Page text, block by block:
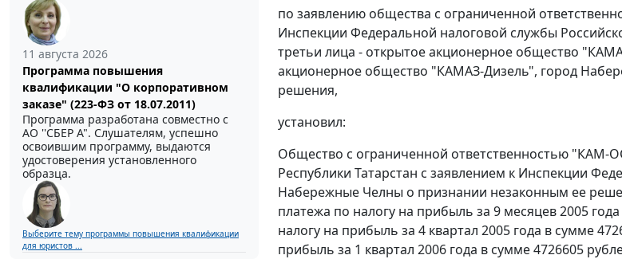
11 августа 2026
Программа повышения
квалификации "О корпоративном
заказе" (223-ФЗ от 18.07.2011)
Программа разработана совместно с
АО ''СБЕР А". Слушателям, успешно
освоившим программу, выдаются
удостоверения установленного
образца.
Выберите тему программы повышения квалификации
для юристов ...
по заявлению общества с ограниченной
Инспекции Федеральной налоговой службы
третьи лица - открытое акционерное общество
акционерное общество "КАМАЗ-Дизель", город
решения,
установил:
Общество с ограниченной ответственностью
Республики Татарстан с заявлением к Инспекции
Набережные Челны о признании незаконным ее
платежа по налогу на прибыль за 9 месяцев 2005
налогу на прибыль за 4 квартал 2005 года в сумме
прибыль за 1 квартал 2006 года в сумме 4726605